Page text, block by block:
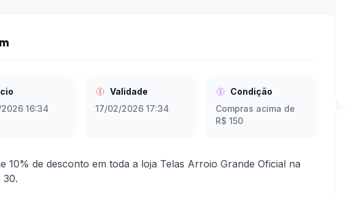
16:34
Validade
17/02/2026 17:34
Condição
Compras acima de
R$ 150
10% de desconto em toda a loja Telas Arroio Grande Oficial na
30.